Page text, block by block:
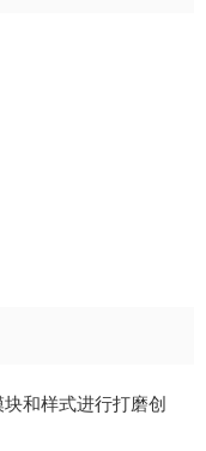
和样式进行打磨创